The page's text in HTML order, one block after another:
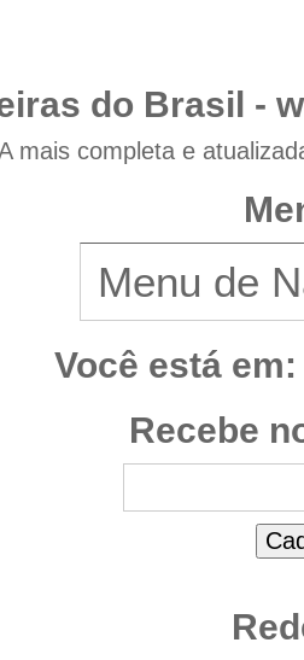
do Brasil -
mais completa e
Você está em:
Recebe